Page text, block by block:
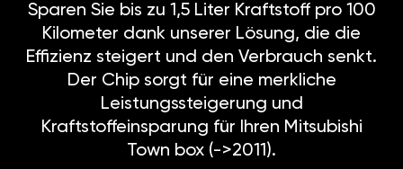
Sparen Sie bis zu 1,5 Liter Kraftstoff pro 100
Kilometer dank unserer Lösung, die die
Effizienz steigert und den Verbrauch senkt.
Der Chip sorgt für eine merkliche
Leistungssteigerung und
Kraftstoffeinsparung für Ihren Mitsubishi
Town box (->2011).